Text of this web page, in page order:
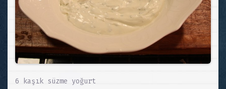
6 kaşık süzme yoğurt